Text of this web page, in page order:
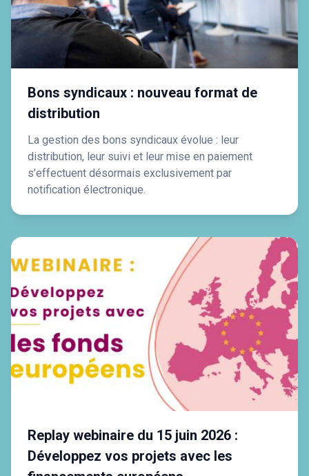
Bons syndicaux : nouveau format de
distribution
La gestion des bons syndicaux évolue : leur
distribution, leur suivi et leur mise en paiement
s’effectuent désormais exclusivement par
notification électronique.
Replay webinaire du 15 juin 2026 :
Développez vos projets avec les